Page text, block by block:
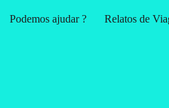
Skip
Podemos ajudar ? Relatos de